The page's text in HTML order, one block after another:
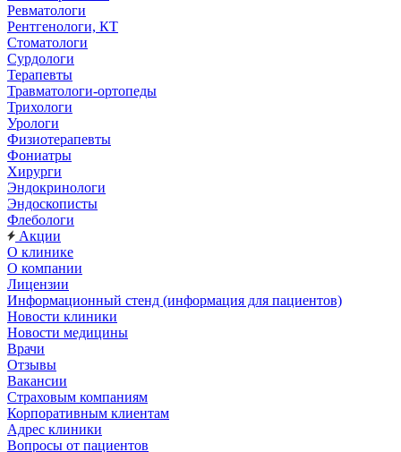
Ревматологи
Рентгенологи, КТ
Стоматологи
Сурдологи
Терапевты
Травматологи-ортопеды
Трихологи
Урологи
Физиотерапевты
Фониатры
Хирурги
Эндокринологи
Эндоскописты
Флебологи
Акции
О клинике
О компании
Лицензии
Информационный стенд (информация для пациентов)
Новости клиники
Новости медицины
Врачи
Отзывы
Вакансии
Страховым компаниям
Корпоративным клиентам
Адрес клиники
Вопросы от пациентов